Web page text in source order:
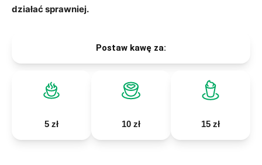
działać sprawniej.
Postaw kawę za:
5 zł 10 zł 15 zł